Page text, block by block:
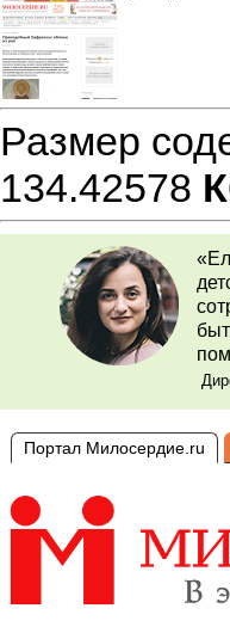
Размер
134.42578
Портал Милосердие.ru